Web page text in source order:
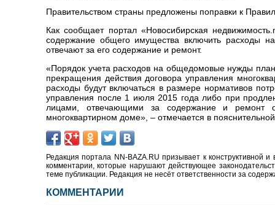
Правительством страны предложены поправки к
Как сообщает портал «Новосибирская
содержание общего имущества включить расходы
отвечают за его содержание и ремонт.
«Порядок учета расходов на общедомовые нужды
прекращения действия договора управления
расходы будут включаться в размере нормативов
управления после 1 июля 2015 года либо при
лицами, отвечающими за содержание и ремонт
многоквартирном доме», – отмечается в
Редакция портала NN-BAZA.RU призывает к конструктивной
комментарии, которые нарушают действующее
теме публикации. Редакция не несёт ответственности за
КОММЕНТАРИИ